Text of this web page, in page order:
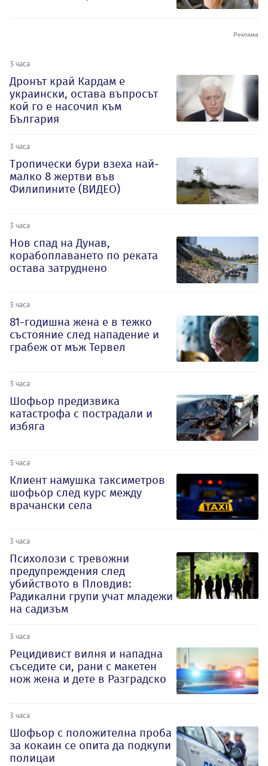
3 часа
Дронът край Кардам е
украински, остава въпросът
кой го е насочил към
България
3 часа
Тропически бури взеха най-
малко 8 жертви във
Филипините (ВИДЕО)
3 часа
Нов спад на Дунав,
корабоплаването по реката
остава затруднено
3 часа
81-годишна жена е в тежко
състояние след нападение и
грабеж от мъж Тервел
3 часа
Шофьор предизвика
катастрофа с пострадали и
избяга
3 часа
Клиент намушка таксиметров
шофьор след курс между
врачански села
3 часа
Психолози с тревожни
предупреждения след
убийството в Пловдив:
Радикални групи учат младежи
на садизъм
3 часа
Рецидивист вилня и нападна
съседите си, рани с макетен
нож жена и дете в Разградско
3 часа
Шофьор с положителна проба
за кокаин се опита да подкупи
полицаи